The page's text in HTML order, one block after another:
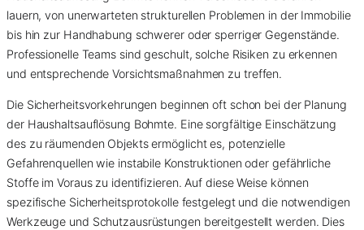
lauern, von unerwarteten strukturellen Problemen in der Immobilie
bis hin zur Handhabung schwerer oder sperriger Gegenstände.
Professionelle Teams sind geschult, solche Risiken zu erkennen
und entsprechende Vorsichtsmaßnahmen zu treffen.
Die Sicherheitsvorkehrungen beginnen oft schon bei der Planung
der Haushaltsauflösung Bohmte. Eine sorgfältige Einschätzung
des zu räumenden Objekts ermöglicht es, potenzielle
Gefahrenquellen wie instabile Konstruktionen oder gefährliche
Stoffe im Voraus zu identifizieren. Auf diese Weise können
spezifische Sicherheitsprotokolle festgelegt und die notwendigen
Werkzeuge und Schutzausrüstungen bereitgestellt werden. Dies